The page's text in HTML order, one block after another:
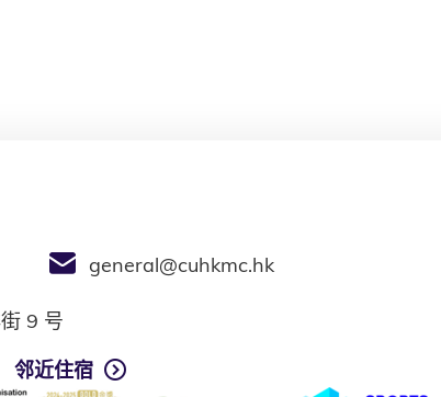
general@cuhkmc.hk
9 号
邻近住宿